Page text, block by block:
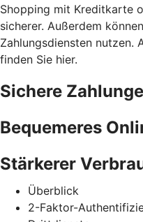
Shopping mit Kreditkarte
sicherer. Außerdem
Zahlungsdiensten nutzen.
finden Sie hier.
Sichere
Bequemeres
Stärkerer
Überblick
2-Faktor-